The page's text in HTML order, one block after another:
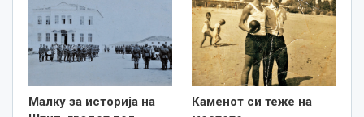
Малку за историја на
Каменот си теже на